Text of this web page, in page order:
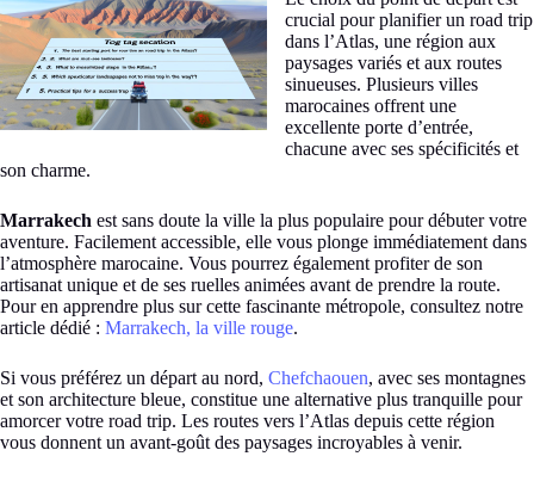
crucial pour planifier un road trip
dans l’Atlas, une région aux
paysages variés et aux routes
sinueuses. Plusieurs villes
marocaines offrent une
excellente porte d’entrée,
chacune avec ses spécificités et
son charme.
Marrakech est sans doute la ville la plus populaire pour débuter votre
aventure. Facilement accessible, elle vous plonge immédiatement dans
l’atmosphère marocaine. Vous pourrez également profiter de son
artisanat unique et de ses ruelles animées avant de prendre la route.
Pour en apprendre plus sur cette fascinante métropole, consultez notre
article dédié : Marrakech, la ville rouge.
Si vous préférez un départ au nord, Chefchaouen, avec ses montagnes
et son architecture bleue, constitue une alternative plus tranquille pour
amorcer votre road trip. Les routes vers l’Atlas depuis cette région
vous donnent un avant-goût des paysages incroyables à venir.